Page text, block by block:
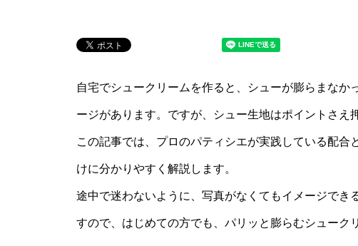
自宅でシュークリームを作ると、シューが膨らまなか
ージがあります。ですが、シュー生地はポイントさえ
この記事では、プロのパティシエが実践している配
けに分かりやすく解説します。
途中で迷わないように、写真がなくてもイメージでき
すので、はじめての方でも、パリッと膨らむシューク